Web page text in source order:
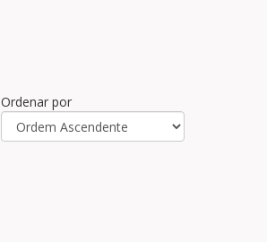
Ordenar por